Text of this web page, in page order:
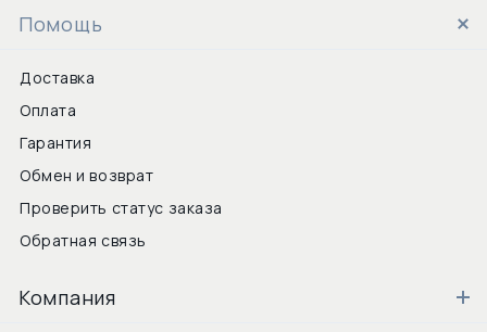
Помощь
Доставка
Оплата
Гарантия
Обмен и возврат
Проверить статус заказа
Обратная связь
Компания